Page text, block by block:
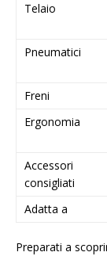
Telaio
Pneumatici
Freni
Ergonomia
Accessori
consigliati
Adatta a
Preparati a